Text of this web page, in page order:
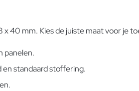
40 mm. Kies de juiste maat voor je
panelen.
standaard stoffering.